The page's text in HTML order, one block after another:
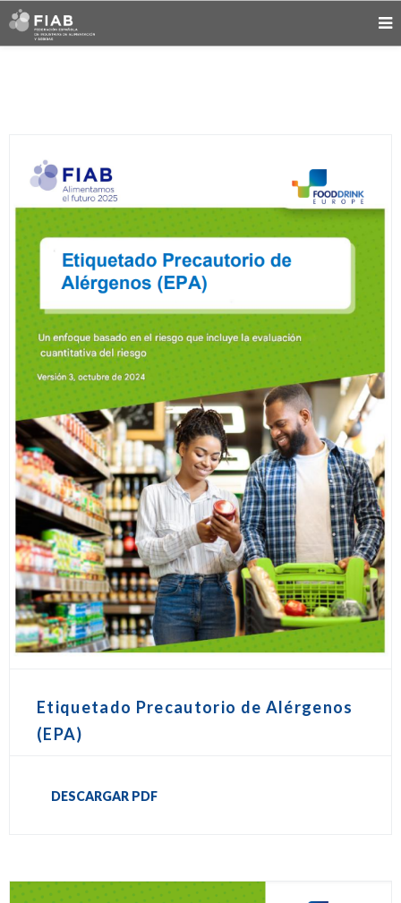
Etiquetado Precautorio de Alérgenos
(EPA)
DESCARGAR PDF